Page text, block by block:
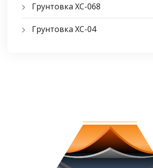
Грунтовка ХС-068
Грунтовка ХС-04